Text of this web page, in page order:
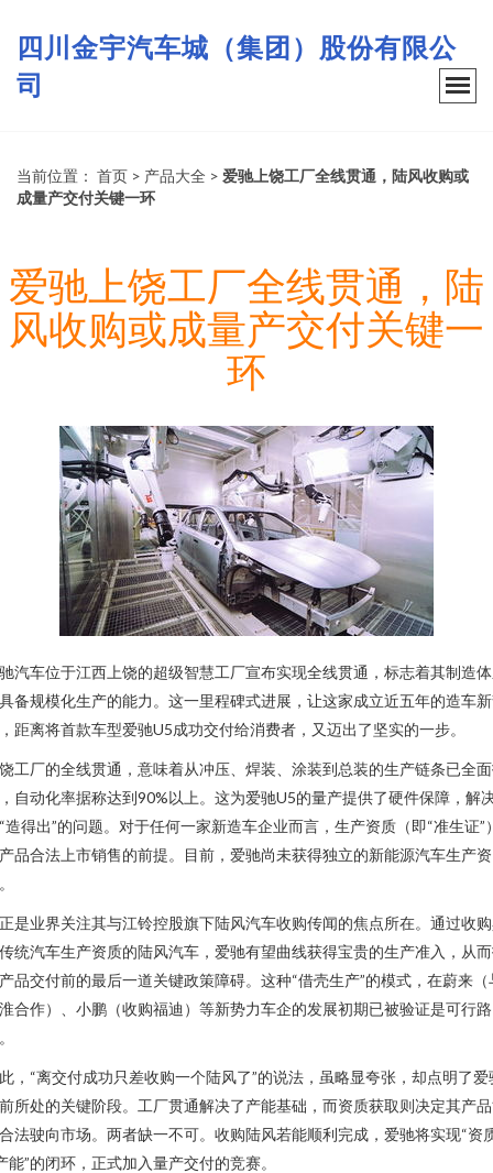
四川金宇汽车城（集团）股份有限公
司
当前位置： 首页 > 产品大全 > 爱驰上饶工厂全线贯通，陆风收购或
成量产交付关键一环
爱驰上饶工厂全线贯通，陆
风收购或成量产交付关键一
环
汽车位于江西上饶的超级智慧工厂宣布实现全线贯通，标志着其制造
备规模化生产的能力。这一里程碑式进展，让这家成立近五年的造车
距离将首款车型爱驰U5成功交付给消费者，又迈出了坚实的一步。
工厂的全线贯通，意味着从冲压、焊装、涂装到总装的生产链条已全
自动化率据称达到90%以上。这为爱驰U5的量产提供了硬件保障，解
造得出”的问题。对于任何一家新造车企业而言，生产资质（即“准生证”
品合法上市销售的前提。目前，爱驰尚未获得独立的新能源汽车生产资
是业界关注其与江铃控股旗下陆风汽车收购传闻的焦点所在。通过收
统汽车生产资质的陆风汽车，爱驰有望曲线获得宝贵的生产准入，从
品交付前的最后一道关键政策障碍。这种“借壳生产”的模式，在蔚来（
合作）、小鹏（收购福迪）等新势力车企的发展初期已被验证是可行路
，“离交付成功只差收购一个陆风了”的说法，虽略显夸张，却点明了爱
所处的关键阶段。工厂贯通解决了产能基础，而资质获取则决定其产
法驶向市场。两者缺一不可。收购陆风若能顺利完成，爱驰将实现“资
能”的闭环，正式加入量产交付的竞赛。